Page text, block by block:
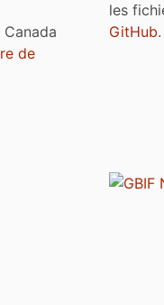
Canada
de
les
GitHub.